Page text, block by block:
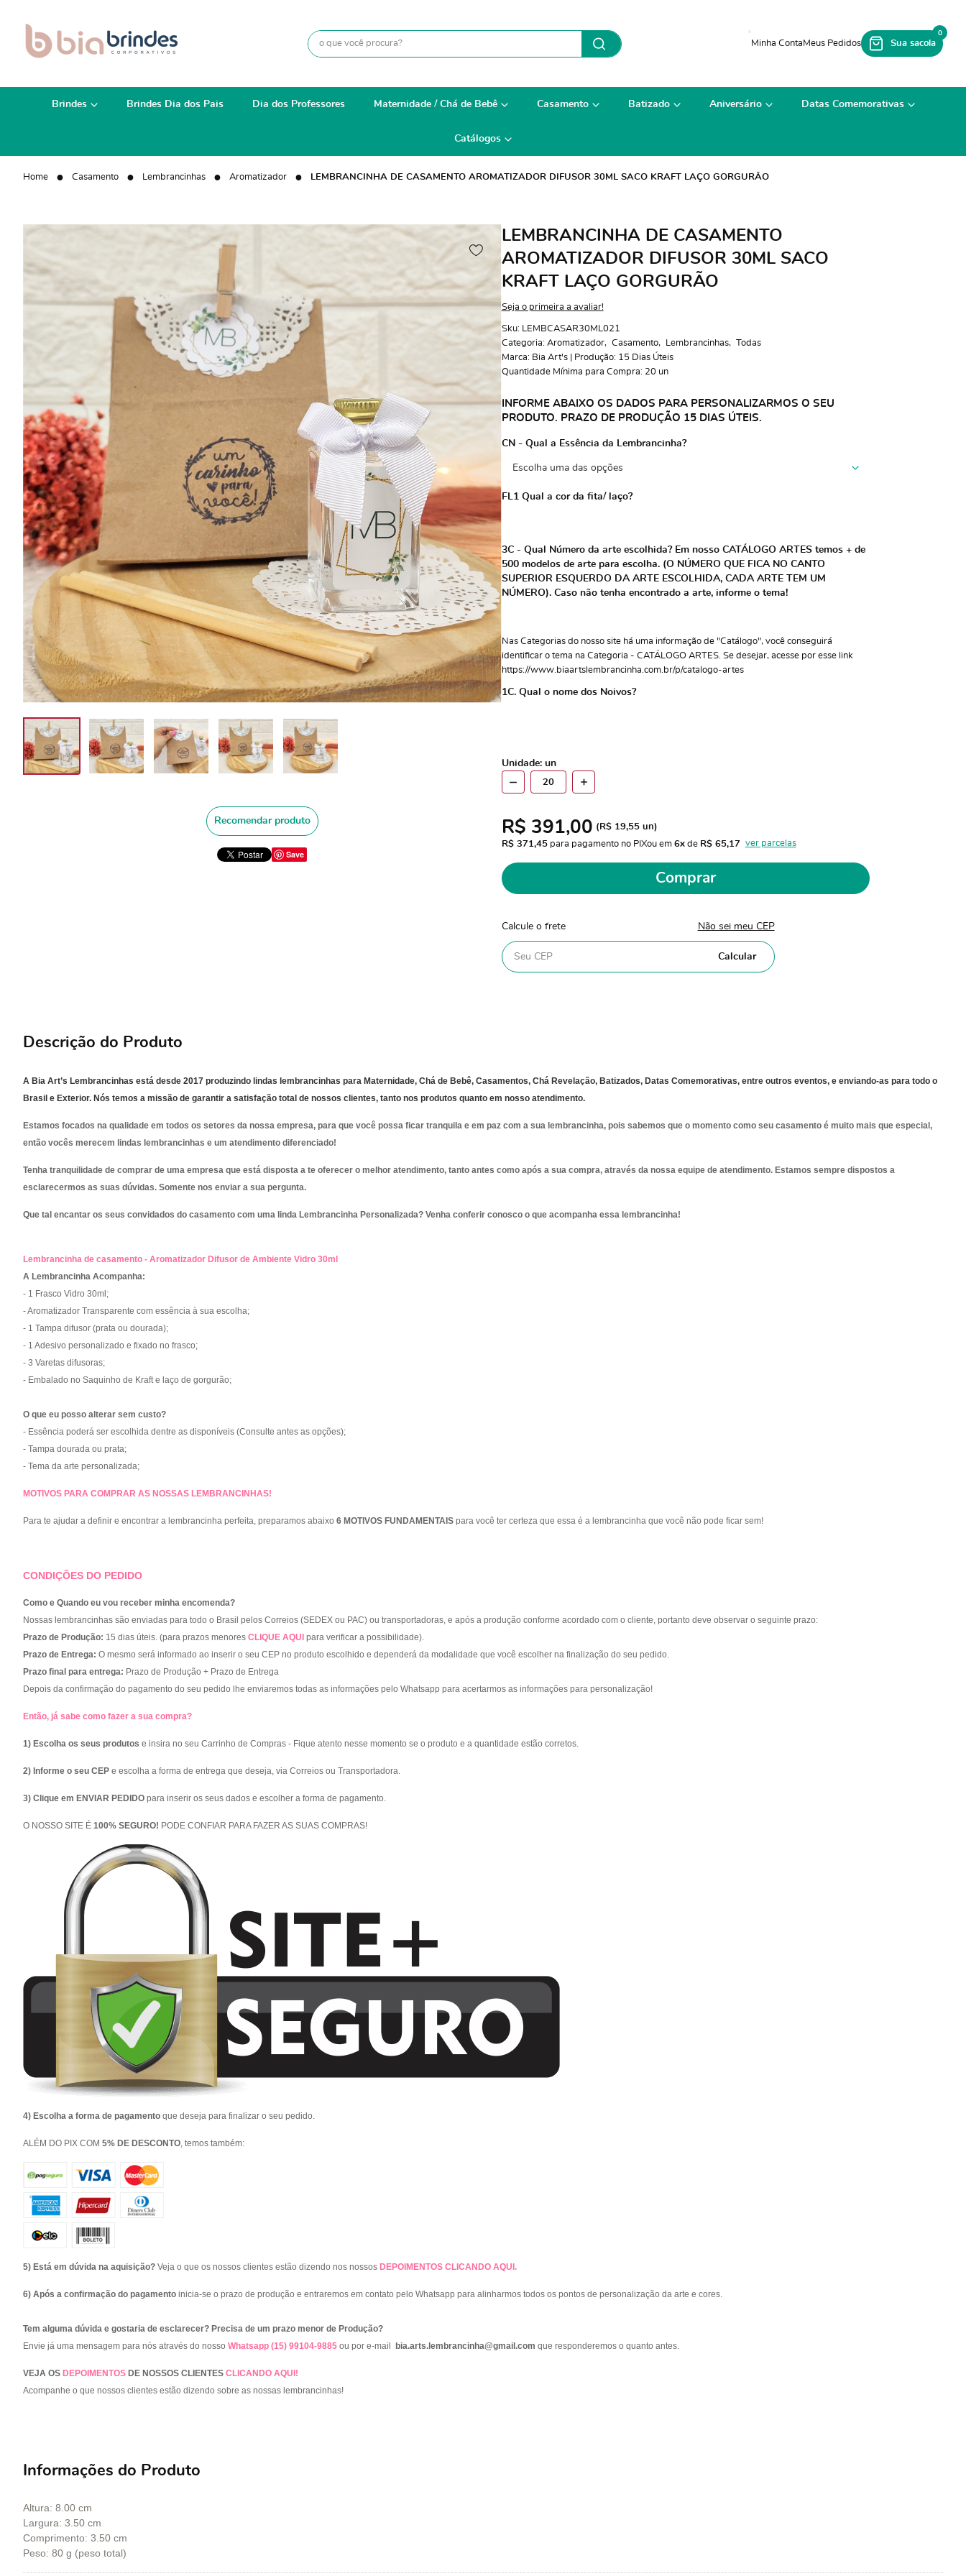
0
Brindes Brindes Dia dos Pais Dia dos Professores Maternidade / Chá de Bebê Casamento Batizado Aniversário Datas Comemorativas
Catálogos
Home Casamento Lembrancinhas Aromatizador LEMBRANCINHA DE CASAMENTO AROMATIZADOR DIFUSOR 30ML SACO KRAFT LAÇO GORGURÃO
Recomendar produto
Save
LEMBRANCINHA DE CASAMENTO
AROMATIZADOR DIFUSOR 30ML SACO
KRAFT LAÇO GORGURÃO
Seja o primeira a avaliar!
Sku: LEMBCASAR30ML021
Categoria: Aromatizador Casamento Lembrancinhas
Todas
Marca: Bia Art's | Produção: 15 Dias Úteis
Quantidade Mínima para Compra: 20 un
INFORME ABAIXO OS DADOS PARA PERSONALIZARMOS O SEU
PRODUTO. PRAZO DE PRODUÇÃO 15 DIAS ÚTEIS.
CN - Qual a Essência da Lembrancinha?
FL1 Qual a cor da fita/ laço?
3C - Qual Número da arte escolhida? Em nosso CATÁLOGO ARTES temos + de
500 modelos de arte para escolha. (O NÚMERO QUE FICA NO CANTO
SUPERIOR ESQUERDO DA ARTE ESCOLHIDA, CADA ARTE TEM UM
NÚMERO). Caso não tenha encontrado a arte, informe o tema!
Nas Categorias do nosso site há uma informação de "Catálogo", você conseguirá
identificar o tema na Categoria - CATÁLOGO ARTES. Se desejar, acesse por esse link
https://www.biaartslembrancinha.com.br/p/catalogo-artes
1C. Qual o nome dos Noivos?
Unidade: un
R$ 391,00 (R$ 19,55un)
R$ 371,45 para pagamento no PIXou em 6x de R$ 65,17 ver parcelas
Comprar
Calcule o frete Não sei meu CEP
Calcular
Descrição do Produto
A Bia Art’s Lembrancinhas está desde 2017 produzindo lindas lembrancinhas para Maternidade, Chá de Bebê, Casamentos, Chá Revelação, Batizados, Datas Comemorativas, entre outros eventos, e enviando-as para todo o
Brasil e Exterior. Nós temos a missão de garantir a satisfação total de nossos clientes, tanto nos produtos quanto em nosso atendimento.
Estamos focados na qualidade em todos os setores da nossa empresa, para que você possa ficar tranquila e em paz com a sua lembrancinha, pois sabemos que o momento como seu casamento é muito mais que especial,
então vocês merecem lindas lembrancinhas e um atendimento diferenciado!
Tenha tranquilidade de comprar de uma empresa que está disposta a te oferecer o melhor atendimento, tanto antes como após a sua compra, através da nossa equipe de atendimento. Estamos sempre dispostos a
esclarecermos as suas dúvidas. Somente nos enviar a sua pergunta.
Que tal encantar os seus convidados do casamento com uma linda Lembrancinha Personalizada? Venha conferir conosco o que acompanha essa lembrancinha!
Lembrancinha de casamento - Aromatizador Difusor de Ambiente Vidro 30ml
A Lembrancinha Acompanha:
- 1 Frasco Vidro 30ml;
- Aromatizador Transparente com essência à sua escolha;
- 1 Tampa difusor (prata ou dourada);
- 1 Adesivo personalizado e fixado no frasco;
- 3 Varetas difusoras;
- Embalado no Saquinho de Kraft e laço de gorgurão;
O que eu posso alterar sem custo?
- Essência poderá ser escolhida dentre as disponíveis (Consulte antes as opções);
- Tampa dourada ou prata;
- Tema da arte personalizada;
MOTIVOS PARA COMPRAR AS NOSSAS LEMBRANCINHAS!
Para te ajudar a definir e encontrar a lembrancinha perfeita, preparamos abaixo 6 MOTIVOS FUNDAMENTAIS para você ter certeza que essa é a lembrancinha que você não pode ficar sem!
CONDIÇÕES DO PEDIDO
Como e Quando eu vou receber minha encomenda?
Nossas lembrancinhas são enviadas para todo o Brasil pelos Correios (SEDEX ou PAC) ou transportadoras, e após a produção conforme acordado com o cliente, portanto deve observar o seguinte prazo:
Prazo de Produção: 15 dias úteis. (para prazos menores CLIQUE AQUI para verificar a possibilidade).
Prazo de Entrega: O mesmo será informado ao inserir o seu CEP no produto escolhido e dependerá da modalidade que você escolher na finalização do seu pedido.
Prazo final para entrega: Prazo de Produção + Prazo de Entrega
Depois da confirmação do pagamento do seu pedido lhe enviaremos todas as informações pelo Whatsapp para acertarmos as informações para personalização!
Então, já sabe como fazer a sua compra?
1) Escolha os seus produtos e insira no seu Carrinho de Compras - Fique atento nesse momento se o produto e a quantidade estão corretos.
2) Informe o seu CEP e escolha a forma de entrega que deseja, via Correios ou Transportadora.
3) Clique em ENVIAR PEDIDO para inserir os seus dados e escolher a forma de pagamento.
O NOSSO SITE É 100% SEGURO! PODE CONFIAR PARA FAZER AS SUAS COMPRAS!
4) Escolha a forma de pagamento que deseja para finalizar o seu pedido.
ALÉM DO PIX COM 5% DE DESCONTO, temos também:
5) Está em dúvida na aquisição? Veja o que os nossos clientes estão dizendo nos nossos DEPOIMENTOS CLICANDO AQUI .
6) Após a confirmação do pagamento inicia-se o prazo de produção e entraremos em contato pelo Whatsapp para alinharmos todos os pontos de personalização da arte e cores.
Tem alguma dúvida e gostaria de esclarecer? Precisa de um prazo menor de Produção?
Envie já uma mensagem para nós através do nosso Whatsapp (15) 99104-9885 ou por e-mail bia.arts.lembrancinha@gmail.com que responderemos o quanto antes.
VEJA OS DEPOIMENTOS DE NOSSOS CLIENTES CLICANDO AQUI!
Acompanhe o que nossos clientes estão dizendo sobre as nossas lembrancinhas!
Informações do Produto
Altura: 8.00 cm
Largura: 3.50 cm
Comprimento: 3.50 cm
Peso: 80 g (peso total)